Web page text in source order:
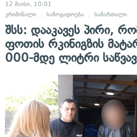
12 მაისი, 10:01
კრიმინალი
საზოგადოება სამართალი
შსს: დააკავეს პირი,
ფოთის რკინიგზის
000-მდე ლიტრი